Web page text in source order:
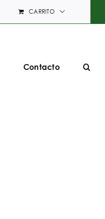
CARRITO
Contacto